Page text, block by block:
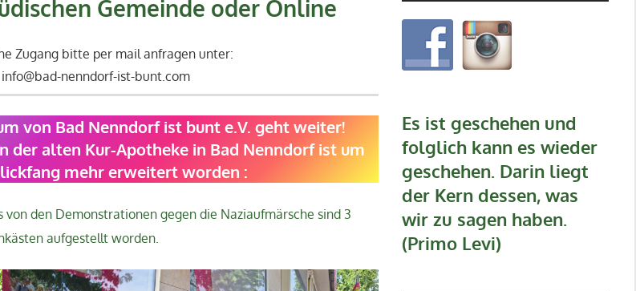
Gemeinde oder Online
Zugang bitte per mail anfragen unter:
info@bad-nenndorf-ist-bunt.com
von Bad Nenndorf ist bunt e.V. geht weiter!
der alten Kur-Apotheke in Bad Nenndorf ist um
mehr erweitert worden :
den Demonstrationen gegen die Naziaufmärsche sind 3
aufgestellt worden.
Es ist geschehen und
folglich kann es wieder
geschehen. Darin liegt
der Kern dessen, was
wir zu sagen haben.
(Primo Levi)